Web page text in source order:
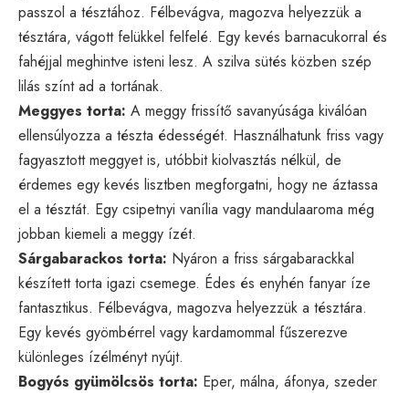
passzol a tésztához. Félbevágva, magozva helyezzük a
tésztára, vágott felükkel felfelé. Egy kevés barnacukorral és
fahéjjal meghintve isteni lesz. A szilva sütés közben szép
lilás színt ad a tortának.
Meggyes torta: A meggy frissítő savanyúsága kiválóan
ellensúlyozza a tészta édességét. Használhatunk friss vagy
fagyasztott meggyet is, utóbbit kiolvasztás nélkül, de
érdemes egy kevés lisztben megforgatni, hogy ne áztassa
el a tésztát. Egy csipetnyi vanília vagy mandulaaroma még
jobban kiemeli a meggy ízét.
Sárgabarackos torta: Nyáron a friss sárgabarackkal
készített torta igazi csemege. Édes és enyhén fanyar íze
fantasztikus. Félbevágva, magozva helyezzük a tésztára.
Egy kevés gyömbérrel vagy kardamommal fűszerezve
különleges ízélményt nyújt.
Bogyós gyümölcsös torta: Eper, málna, áfonya, szeder